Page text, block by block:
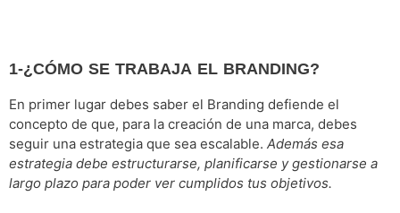
1-¿CÓMO SE TRABAJA EL BRANDING?
En primer lugar debes saber el Branding defiende el
concepto de que, para la creación de una marca, debes
seguir una estrategia que sea escalable. Además esa
estrategia debe estructurarse, planificarse y gestionarse a
largo plazo para poder ver cumplidos tus objetivos.